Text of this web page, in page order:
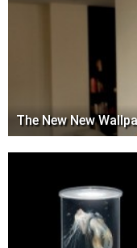
The New New